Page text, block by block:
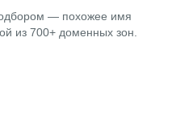
— похожее имя
из 700+ доменных зон.